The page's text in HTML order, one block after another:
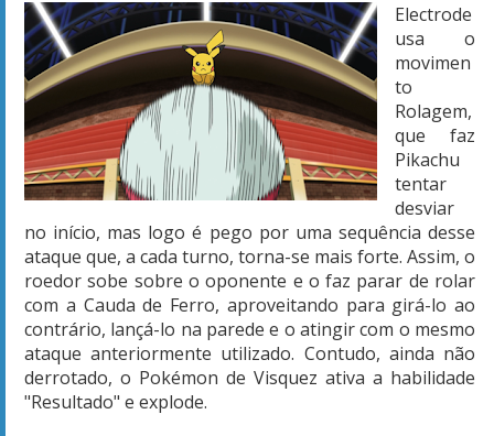
Electrode
usa o
movimen
to
Rolagem,
que faz
Pikachu
tentar
desviar
no início, mas logo é pego por uma sequência desse
ataque que, a cada turno, torna-se mais forte. Assim, o
roedor sobe sobre o oponente e o faz parar de rolar
com a Cauda de Ferro, aproveitando para girá-lo ao
contrário, lançá-lo na parede e o atingir com o mesmo
ataque anteriormente utilizado. Contudo, ainda não
derrotado, o Pokémon de Visquez ativa a habilidade
"Resultado" e explode.